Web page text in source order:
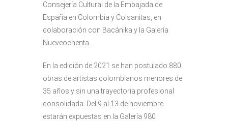
Consejería Cultural de la Embajada de
España en Colombia y Colsanitas, en
colaboración con Bacánika y la Galería
Nueveochenta.
En la edición de 2021 se han postulado 880
obras de artistas colombianos menores de
35 años y sin una trayectoria profesional
consolidada. Del 9 al 13 de noviembre
estarán expuestas en la Galería 980